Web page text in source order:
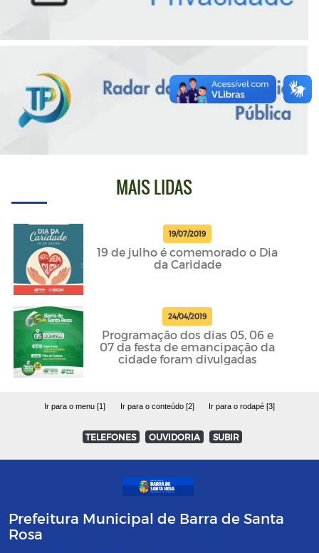
MAIS LIDAS
19/07/2019
19 de julho é comemorado o Dia
da Caridade
24/04/2019
Programação dos dias 05, 06 e
07 da festa de emancipação da
cidade foram divulgadas
Ir para o menu [1] Ir para o conteúdo [2] Ir para o rodapé [3]
TELEFONES OUVIDORIA SUBIR
Prefeitura Municipal de Barra de Santa
Rosa